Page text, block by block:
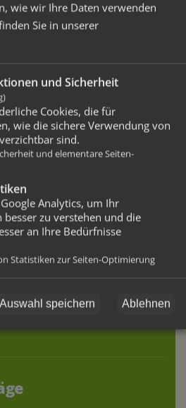
von den Wesser-
Sie sich zu aktuellen
hilfreiche Informationen.
wie wir Ihre Daten verwenden
Sie in unserer
und Sicherheit
Cookies, die für
wie die sichere Verwendung von
sind.
und elementare Seiten-
Analytics, um Ihr
besser zu verstehen und die
an Ihre Bedürfnisse
Statistiken zur Seiten-Optimierung
Auswahl speichern Ablehnen